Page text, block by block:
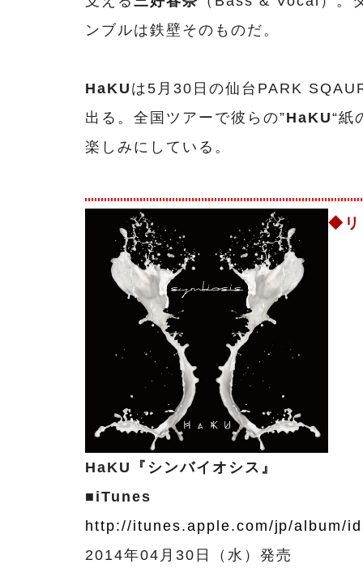
ンブルは鉄壁そのものだ。
HaKU は5月30日の仙台PARK
出る。全国ツアーで彼らの”HaKU“紙
楽しみにしている。
◆リ
HaKU『シンバイオシス』
■iTunes
http://itunes.apple.com/jp/album/
2014年04月30日（水）発売